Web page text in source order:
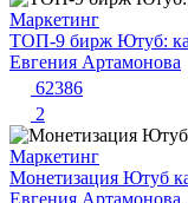
Маркетинг
ТОП-9 бирж Ютуб: как
Евгения Артамонова
62386
2
Маркетинг
Монетизация Ютуб